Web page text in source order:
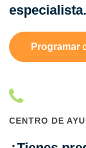
especialista.
Programar
CENTRO DE